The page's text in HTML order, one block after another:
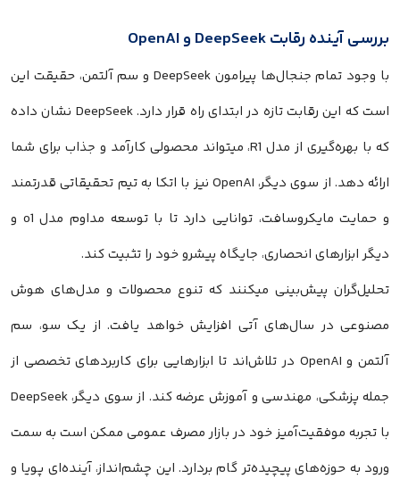
بررسی آینده رقابت DeepSeek و OpenAI
با وجود تمام جنجال‌ها پیرامون DeepSeek و سم آلتمن، حقیقت این
است که این رقابت تازه در ابتدای راه قرار دارد. DeepSeek نشان داده
که با بهره‌گیری از مدل R1، میتواند محصولی کارآمد و جذاب برای شما
ارائه دهد. از سوی دیگر، OpenAI نیز با اتکا به تیم تحقیقاتی قدرتمند
و حمایت مایکروسافت، توانایی دارد تا با توسعه مداوم مدل o1 و
دیگر ابزارهای انحصاری، جایگاه پیشرو خود را تثبیت کند.
تحلیل‌گران پیش‌بینی میکنند که تنوع محصولات و مدل‌های هوش
مصنوعی در سال‌های آتی افزایش خواهد یافت. از یک سو، سم
آلتمن و OpenAI در تلاش‌اند تا ابزارهایی برای کاربردهای تخصصی از
جمله پزشکی، مهندسی و آموزش عرضه کند. از سوی دیگر، DeepSeek
با تجربه موفقیت‌آمیز خود در بازار مصرف عمومی ممکن است به سمت
ورود به حوزه‌های پیچیده‌تر گام بردارد. این چشم‌انداز، آینده‌ای پویا و